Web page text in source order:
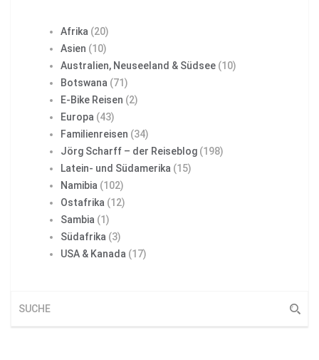
Afrika (20)
Asien (10)
Australien, Neuseeland & Südsee (10)
Botswana (71)
E-Bike Reisen (2)
Europa (43)
Familienreisen (34)
Jörg Scharff – der Reiseblog (198)
Latein- und Südamerika (15)
Namibia (102)
Ostafrika (12)
Sambia (1)
Südafrika (3)
USA & Kanada (17)